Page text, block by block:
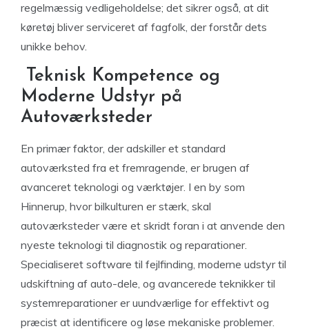
regelmæssig vedligeholdelse; det sikrer også, at dit
køretøj bliver serviceret af fagfolk, der forstår dets
unikke behov.
Teknisk Kompetence og
Moderne Udstyr på
Autoværksteder
En primær faktor, der adskiller et standard
autoværksted fra et fremragende, er brugen af
avanceret teknologi og værktøjer. I en by som
Hinnerup, hvor bilkulturen er stærk, skal
autoværksteder være et skridt foran i at anvende den
nyeste teknologi til diagnostik og reparationer.
Specialiseret software til fejlfinding, moderne udstyr til
udskiftning af auto-dele, og avancerede teknikker til
systemreparationer er uundværlige for effektivt og
præcist at identificere og løse mekaniske problemer.